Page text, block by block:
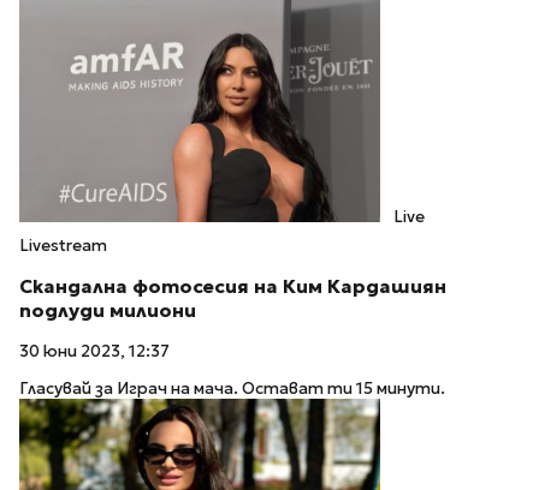
Live
Livestream
Скандална фотосесия на Ким Кардашиян
подлуди милиони
30 юни 2023, 12:37
Гласувай за Играч на мача. Остават ти 15 минути.